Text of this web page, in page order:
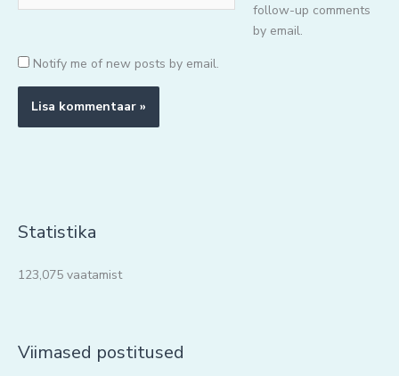
follow-up comments
by email.
Notify me of new posts by email.
Statistika
123,075 vaatamist
Viimased postitused